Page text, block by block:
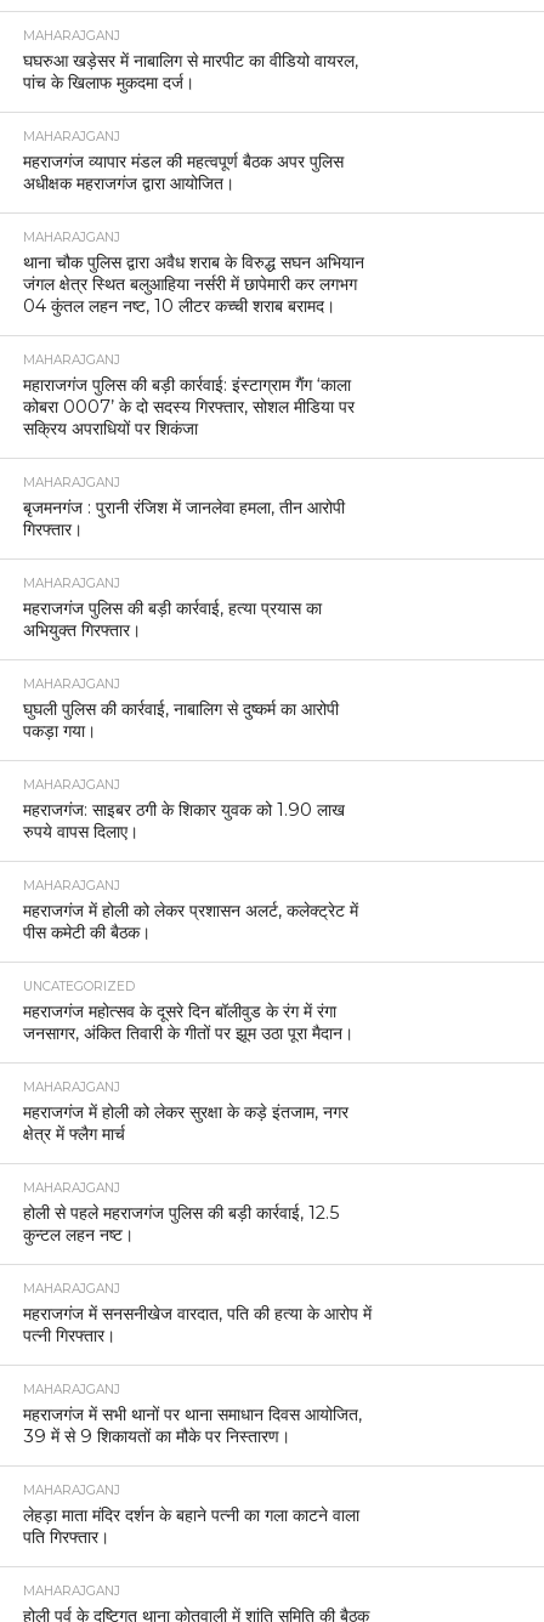
MAHARAJGANJ
घघरुआ खड़ेसर में नाबालिग से मारपीट का वीडियो वायरल,
पांच के खिलाफ मुकदमा दर्ज।
MAHARAJGANJ
महराजगंज व्यापार मंडल की महत्वपूर्ण बैठक अपर पुलिस
अधीक्षक महराजगंज द्वारा आयोजित।
MAHARAJGANJ
थाना चौक पुलिस द्वारा अवैध शराब के विरुद्ध सघन अभियान
जंगल क्षेत्र स्थित बलुआहिया नर्सरी में छापेमारी कर लगभग
04 कुंतल लहन नष्ट, 10 लीटर कच्ची शराब बरामद।
MAHARAJGANJ
महाराजगंज पुलिस की बड़ी कार्रवाई: इंस्टाग्राम गैंग ‘काला
कोबरा 0007’ के दो सदस्य गिरफ्तार, सोशल मीडिया पर
सक्रिय अपराधियों पर शिकंजा
MAHARAJGANJ
बृजमनगंज : पुरानी रंजिश में जानलेवा हमला, तीन आरोपी
गिरफ्तार।
MAHARAJGANJ
महराजगंज पुलिस की बड़ी कार्रवाई, हत्या प्रयास का
अभियुक्त गिरफ्तार।
MAHARAJGANJ
घुघली पुलिस की कार्रवाई, नाबालिग से दुष्कर्म का आरोपी
पकड़ा गया।
MAHARAJGANJ
महराजगंज: साइबर ठगी के शिकार युवक को 1.90 लाख
रुपये वापस दिलाए।
MAHARAJGANJ
महराजगंज में होली को लेकर प्रशासन अलर्ट, कलेक्ट्रेट में
पीस कमेटी की बैठक।
UNCATEGORIZED
महराजगंज महोत्सव के दूसरे दिन बॉलीवुड के रंग में रंगा
जनसागर, अंकित तिवारी के गीतों पर झूम उठा पूरा मैदान।
MAHARAJGANJ
महराजगंज में होली को लेकर सुरक्षा के कड़े इंतजाम, नगर
क्षेत्र में फ्लैग मार्च
MAHARAJGANJ
होली से पहले महराजगंज पुलिस की बड़ी कार्रवाई, 12.5
कुन्टल लहन नष्ट।
MAHARAJGANJ
महराजगंज में सनसनीखेज वारदात, पति की हत्या के आरोप में
पत्नी गिरफ्तार।
MAHARAJGANJ
महराजगंज में सभी थानों पर थाना समाधान दिवस आयोजित,
39 में से 9 शिकायतों का मौके पर निस्तारण।
MAHARAJGANJ
लेहड़ा माता मंदिर दर्शन के बहाने पत्नी का गला काटने वाला
पति गिरफ्तार।
MAHARAJGANJ
होली पर्व के दृष्टिगत थाना कोतवाली में शांति समिति की बैठक